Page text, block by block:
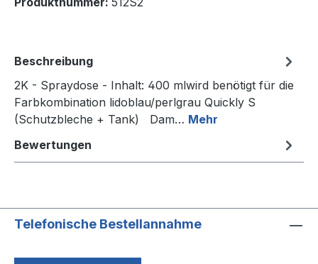
Beschreibung
2K - Spraydose - Inhalt: 400 mlwird benötigt für die
Farbkombination lidoblau/perlgrau Quickly S
(Schutzbleche + Tank) Dam… Mehr
Bewertungen
Telefonische Bestellannahme